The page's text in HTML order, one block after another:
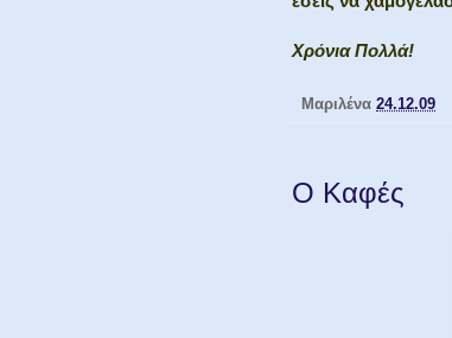
Χρόνια Πολλά!
Μαριλένα 24.12.09
Ο Καφές